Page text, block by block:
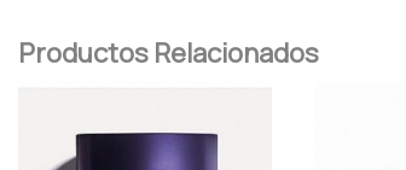
Productos Relacionados